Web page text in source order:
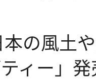
の風土
ィー」発